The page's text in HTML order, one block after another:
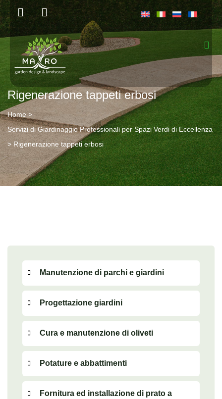
Rigenerazione tappeti erbosi
Home>
Servizi di Giardinaggio Professionali per Spazi Verdi di Eccellenza
>Rigenerazione tappeti erbosi
Manutenzione di parchi e giardini
Progettazione giardini
Cura e manutenzione di oliveti
Potature e abbattimenti
Fornitura ed installazione di prato a